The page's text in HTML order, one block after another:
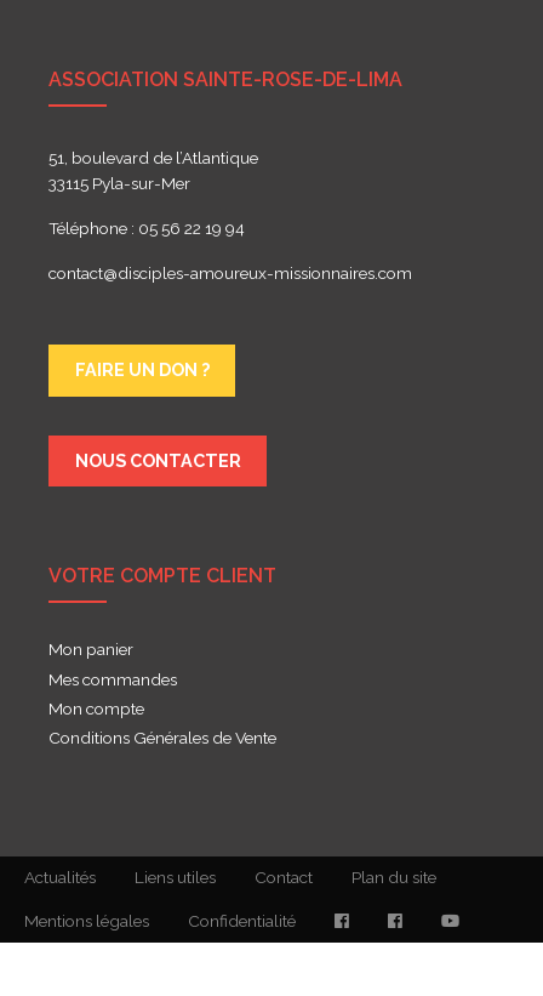
ASSOCIATION SAINTE-ROSE-DE-LIMA
51, boulevard de l’Atlantique
33115 Pyla-sur-Mer
Téléphone : 05 56 22 19 94
contact@disciples-amoureux-missionnaires.com
FAIRE UN DON ?
NOUS CONTACTER
VOTRE COMPTE CLIENT
Mon panier
Mes commandes
Mon compte
Conditions Générales de Vente
Actualités Liens utiles Contact Plan du site
Mentions légales Confidentialité